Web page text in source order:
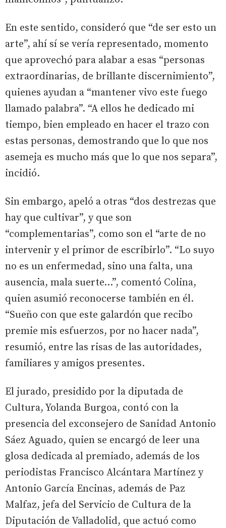
En este sentido, consideró que “de ser esto un
arte”, ahí sí se vería representado, momento
que aprovechó para alabar a esas “personas
extraordinarias, de brillante discernimiento”,
quienes ayudan a “mantener vivo este fuego
llamado palabra”. “A ellos he dedicado mi
tiempo, bien empleado en hacer el trazo con
estas personas, demostrando que lo que nos
asemeja es mucho más que lo que nos separa”,
incidió.
Sin embargo, apeló a otras “dos destrezas que
hay que cultivar”, y que son
“complementarias”, como son el “arte de no
intervenir y el primor de escribirlo”. “Lo suyo
no es un enfermedad, sino una falta, una
ausencia, mala suerte…”, comentó Colina,
quien asumió reconocerse también en él.
“Sueño con que este galardón que recibo
premie mis esfuerzos, por no hacer nada”,
resumió, entre las risas de las autoridades,
familiares y amigos presentes.
El jurado, presidido por la diputada de
Cultura, Yolanda Burgoa, contó con la
presencia del exconsejero de Sanidad Antonio
Sáez Aguado, quien se encargó de leer una
glosa dedicada al premiado, además de los
periodistas Francisco Alcántara Martínez y
Antonio García Encinas, además de Paz
Malfaz, jefa del Servicio de Cultura de la
Diputación de Valladolid, que actuó como